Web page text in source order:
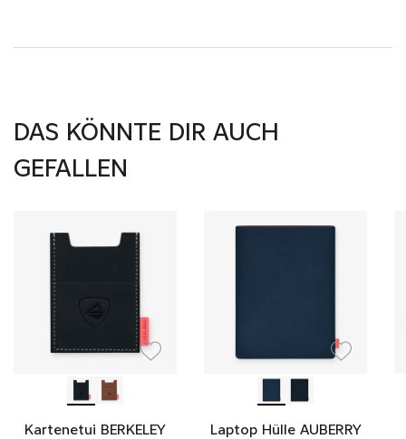
DAS KÖNNTE DIR AUCH
GEFALLEN
Kartenetui BERKELEY
Laptop Hülle AUBERRY